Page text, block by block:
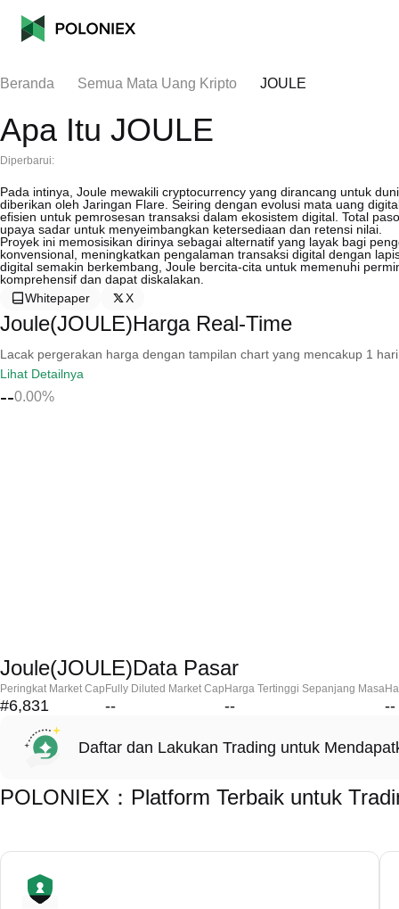
Beranda Semua Mata Uang Kripto JOULE
Apa Itu JOULE
Diperbarui:
Pada intinya, Joule mewakili cryptocurrency yang dirancang untuk
diberikan oleh Jaringan Flare. Seiring dengan evolusi mata uang
efisien untuk pemrosesan transaksi dalam ekosistem digital. Total
upaya sadar untuk menyeimbangkan ketersediaan dan retensi nilai.
Proyek ini memosisikan dirinya sebagai alternatif yang layak bagi
konvensional, meningkatkan pengalaman transaksi digital dengan
digital semakin berkembang, Joule bercita-cita untuk memenuhi
komprehensif dan dapat diskalakan.
Whitepaper
X
Joule(JOULE)Harga Real-Time
Lacak pergerakan harga dengan tampilan chart yang mencakup 1
Lihat Detailnya
--0.00%
Joule(JOULE)Data Pasar
Peringkat Market Cap
#6,831
Fully Diluted Market Cap
--
Harga Tertinggi Sepanjang Masa
-- --
Daftar dan Lakukan Trading untuk
POLONIEX：Platform Terbaik untuk